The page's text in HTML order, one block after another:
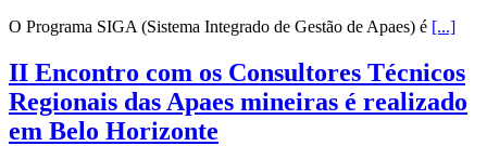
O Programa SIGA (Sistema Integrado de Gestão de Apaes) é [...]
II Encontro com os Consultores Técnicos
Regionais das Apaes mineiras é realizado
em Belo Horizonte